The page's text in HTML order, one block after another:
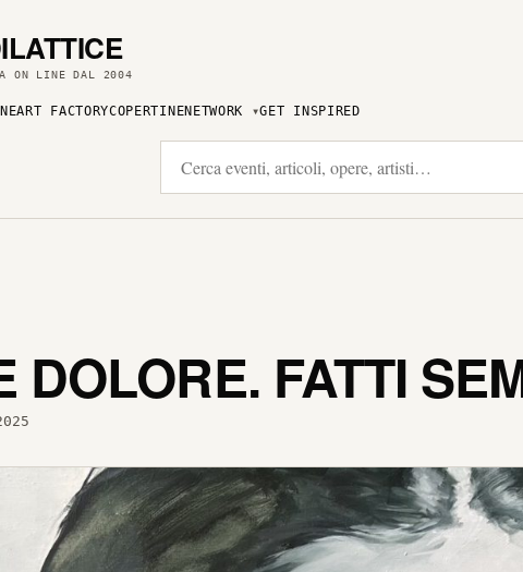
ON LINE DAL 2004
ART FACTORYCOPERTINENETWORK GET INSPIRED
DOLORE. FATTI